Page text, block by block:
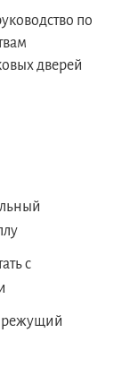
по
дверей
с